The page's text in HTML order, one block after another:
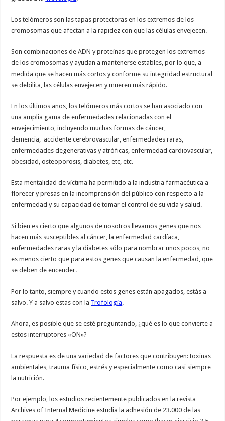
Los telómeros son las tapas protectoras en los extremos de los
cromosomas que afectan a la rapidez con que las células envejecen.
Son combinaciones de ADN y proteínas que protegen los extremos
de los cromosomas y ayudan a mantenerse estables, por lo que, a
medida que se hacen más cortos y conforme su integridad estructural
se debilita, las células envejecen y mueren más rápido.
En los últimos años, los telómeros más cortos se han asociado con
una amplia gama de enfermedades relacionadas con el
envejecimiento, incluyendo muchas formas de cáncer,
demencia, accidente cerebrovascular, enfermedades raras,
enfermedades degenerativas y atróficas, enfermedad cardiovascular,
obesidad, osteoporosis, diabetes, etc, etc.
Esta mentalidad de víctima ha permitido a la industria farmacéutica a
florecer y presas en la incomprensión del público con respecto a la
enfermedad y su capacidad de tomar el control de su vida y salud.
Si bien es cierto que algunos de nosotros llevamos genes que nos
hacen más susceptibles al cáncer, la enfermedad cardíaca,
enfermedades raras y la diabetes sólo para nombrar unos pocos, no
es menos cierto que para estos genes que causan la enfermedad, que
se deben de encender.
Por lo tanto, siempre y cuando estos genes están apagados, estás a
salvo. Y a salvo estas con la Trofología.
Ahora, es posible que se esté preguntando, ¿qué es lo que convierte a
estos interruptores «ON»?
La respuesta es de una variedad de factores que contribuyen: toxinas
ambientales, trauma físico, estrés y especialmente como casi siempre
la nutrición.
Por ejemplo, los estudios recientemente publicados en la revista
Archives of Internal Medicine estudia la adhesión de 23.000 de las